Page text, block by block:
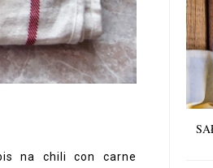
na chili con carne